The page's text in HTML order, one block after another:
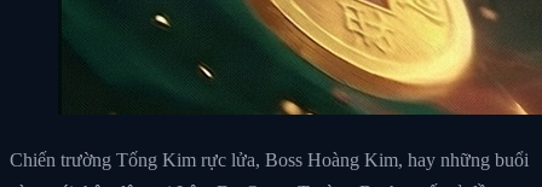
Chiến trường Tống Kim rực lửa, Boss Hoàng Kim, hay những buổi